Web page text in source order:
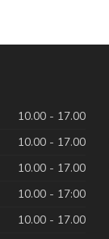
10.00 - 17.00
10.00 - 17.00
10.00 - 17.00
10.00 - 17:00
10.00 - 17.00